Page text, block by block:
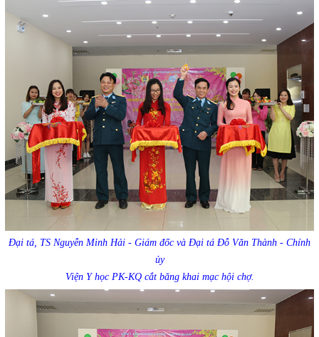
Đại tá, TS Nguyễn Minh Hải - Giám đốc và Đại tá Đỗ Văn Thành - Chính
ủy
Viện Y học PK-KQ cắt băng khai mạc hội chợ.